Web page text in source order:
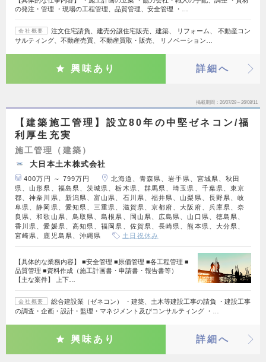
の発注・管理 ・現場の工程管理、品質管理、安全管理 ・…
会社概要
注文住宅請負、建売分譲住宅販売、建築、 リフォーム、 不動産コン
サルティング、不動産売買、不動産買取・販売、 リノベーション…
興味あり 詳細へ
掲載期間 26/07/29～26/08/11
【建築施工管理】設立80年の中堅ゼネコン/福
利厚生充実
施工管理（建築）
大日本土木株式会社
400万円 ～ 799万円
北海道、青森県、岩手県、宮城県、秋田
県、山形県、福島県、茨城県、栃木県、群馬県、埼玉県、千葉県、東京
都、神奈川県、新潟県、富山県、石川県、福井県、山梨県、長野県、岐
阜県、静岡県、愛知県、三重県、滋賀県、京都府、大阪府、兵庫県、奈
良県、和歌山県、鳥取県、島根県、岡山県、広島県、山口県、徳島県、
香川県、愛媛県、高知県、福岡県、佐賀県、長崎県、熊本県、大分県、
宮崎県、鹿児島県、沖縄県
土日祝休み
【具体的な業務内容】 ■安全管理 ■原価管理 ■各工程管理 ■
品質管理 ■資料作成（施工計画書・申請書・報告書等）
【主な案件】 上下…
会社概要
総合建設業（ゼネコン） ・建築、土木等建設工事の請負 ・建設工事
の調査・企画・設計・監理・マネジメント及びコンサルティング ・…
興味あり 詳細へ